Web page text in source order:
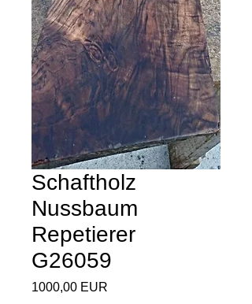
Schaftholz
Nussbaum
Repetierer
G26059
1000,00 EUR